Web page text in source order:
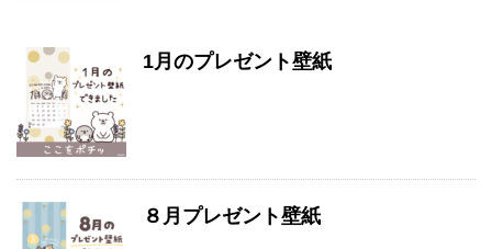
1月のプレゼント壁紙
８月プレゼント壁紙